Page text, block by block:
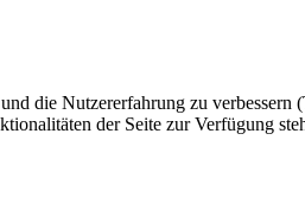
die Nutzererfahrung zu verbessern
der Seite zur Verfügung